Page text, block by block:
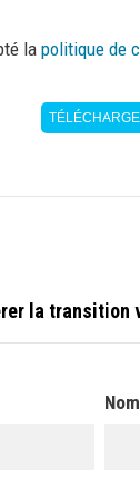
lapolitique de
la transition
Nom